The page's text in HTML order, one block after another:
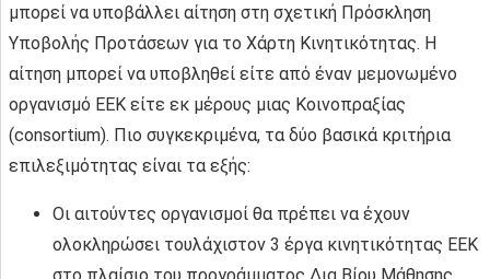
μπορεί να υποβάλλει αίτηση στη σχετική Πρόσκληση
Υποβολής Προτάσεων για το Χάρτη Κινητικότητας. Η
αίτηση μπορεί να υποβληθεί είτε από έναν μεμονωμένο
οργανισμό ΕΕΚ είτε εκ μέρους μιας Κοινοπραξίας
(consortium). Πιο συγκεκριμένα, τα δύο βασικά κριτήρια
επιλεξιμότητας είναι τα εξής:
Oι αιτούντες οργανισμοί θα πρέπει να έχουν
ολοκληρώσει τουλάχιστον 3 έργα κινητικότητας ΕΕΚ